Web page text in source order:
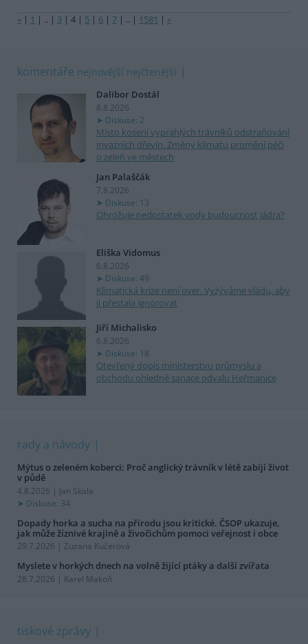
« | 1 | .. | 3 | 4 | 5 | 6 | 7 | .. | 1581 | »
komentáře nejnovější nejčtenější
Dalibor Dostál
8.8.2026
Diskuse: 2
Místo kosení vyprahlých trávníků odstraňování
invazních dřevin. Změny klimatu promění péči
o zeleň ve městech
Jan Palaščák
7.8.2026
Diskuse: 13
Ohrožuje nedostatek vody budoucnost jádra?
Eliška Vidomus
6.8.2026
Diskuse: 49
Klimatická krize není over. Vyzýváme vládu, aby
ji přestala ignorovat
Jiří Michalisko
6.8.2026
Diskuse: 18
Otevřený dopis ministerstvu průmyslu a
obchodu ohledně sanace odvalu Heřmanice
rady a návody
Mýtus o zeleném koberci: Proč anglický trávník v létě zabíjí život
v půdě
4.8.2026 | Jan Skala
Diskuse: 34
Dopady horka a sucha na přírodu jsou kritické. ČSOP ukazuje,
jak může žíznivé krajině a živočichům pomoci veřejnost i obce
29.7.2026 | Zuzana Kučerová
Myslete v horkých dnech na volně žijící ptáky a další zvířata
28.7.2026 | Karel Makoň
tiskové zprávy